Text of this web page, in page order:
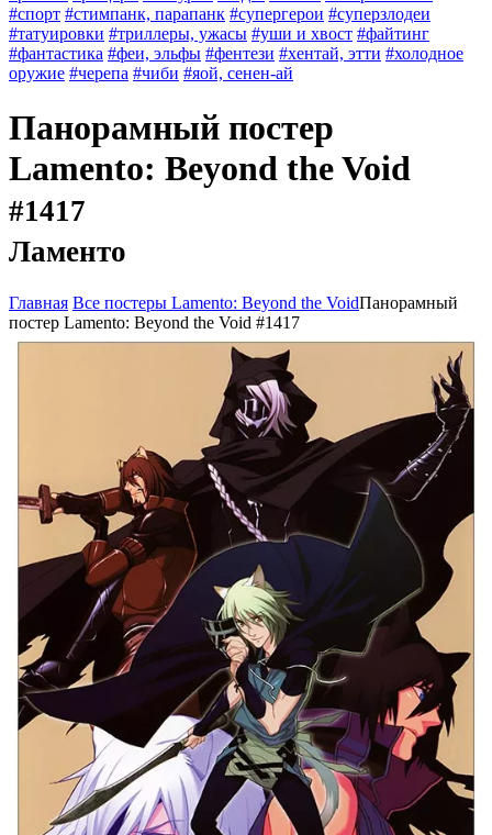
#спорт #стимпанк, парапанк #супергерои #суперзлодеи
#татуировки #триллеры, ужасы #уши и хвост #файтинг
#фантастика #феи, эльфы #фентези #хентай, этти #холодное
оружие #черепа #чиби #яой, сенен-ай
Панорамный постер
Lamento: Beyond the Void
#1417
Ламенто
Главная Все постеры Lamento: Beyond the VoidПанорамный
постер Lamento: Beyond the Void #1417